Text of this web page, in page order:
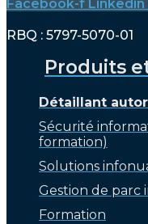
Facebook-f Linkedin
RBQ : 5797-5070-01
Produits
Détaillant
Sécurité
formation)
Solutions
Gestion de parc
Formation